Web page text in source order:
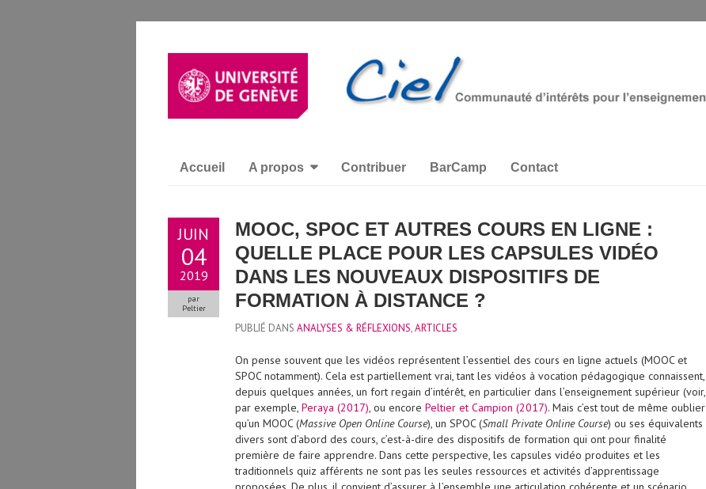
Accueil A propos Contribuer BarCamp Contact
JUIN
04
2019
par
Peltier
MOOC, SPOC ET AUTRES COURS EN LIGNE :
QUELLE PLACE POUR LES CAPSULES VIDÉO
DANS LES NOUVEAUX DISPOSITIFS DE
FORMATION À DISTANCE ?
PUBLIÉ DANS ANALYSES & RÉFLEXIONS,ARTICLES
On pense souvent que les vidéos représentent l’essentiel des cours en ligne actuels (MOOC et
SPOC notamment). Cela est partiellement vrai, tant les vidéos à vocation pédagogique connaissent,
depuis quelques années, un fort regain d’intérêt, en particulier dans l’enseignement supérieur (voir,
par exemple, Peraya (2017), ou encore Peltier et Campion (2017). Mais c’est tout de même oublier
qu’un MOOC (Massive Open Online Course), un SPOC (Small Private Online Course) ou ses équivalents
divers sont d’abord des cours, c’est-à-dire des dispositifs de formation qui ont pour finalité
première de faire apprendre. Dans cette perspective, les capsules vidéo produites et les
traditionnels quiz afférents ne sont pas les seules ressources et activités d’apprentissage